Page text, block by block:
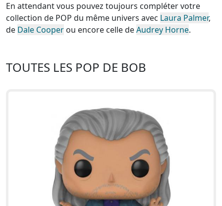
En attendant vous pouvez toujours compléter votre
collection de POP du même univers avec Laura Palmer,
de Dale Cooper ou encore celle deAudrey Horne.
TOUTES LES POP DE BOB